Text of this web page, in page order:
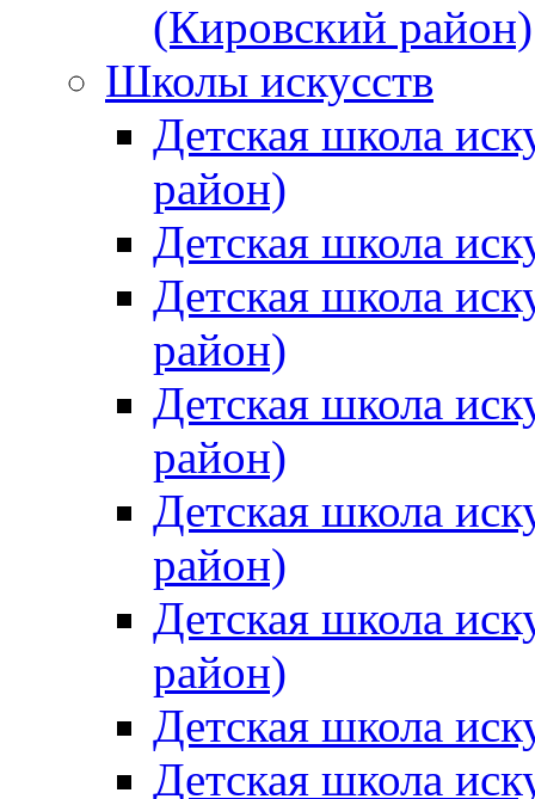
(Кировский район)
Школы искусств
Детская школа
район)
Детская школа
Детская школа
район)
Детская школа
район)
Детская школа
район)
Детская школа
район)
Детская школа
Детская школа